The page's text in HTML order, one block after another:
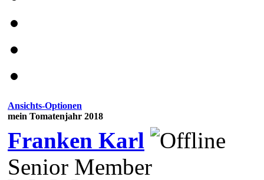
Ansichts-Optionen
mein Tomatenjahr 2018
Franken Karl
Senior Member